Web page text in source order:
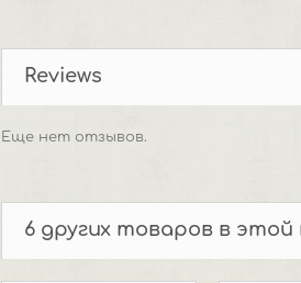
Reviews
Еще нет отзывов.
6 других товаров в этой